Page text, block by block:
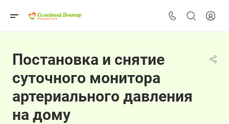
Постановка и снятие
суточного монитора
артериального давления
на дому